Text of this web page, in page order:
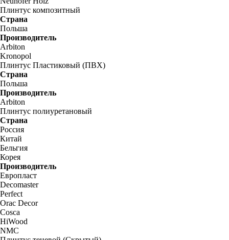
Плинтус композитный
Страна
Польша
Производитель
Arbiton
Kronopol
Плинтус Пластиковый (ПВХ)
Страна
Польша
Производитель
Arbiton
Плинтус полиуретановый
Страна
Россия
Китай
Бельгия
Корея
Производитель
Европласт
Decomaster
Perfect
Orac Decor
Cosca
HiWood
NMC